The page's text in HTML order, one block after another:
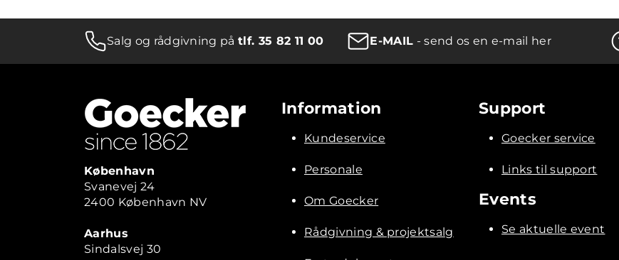
Salg og rådgivning påtlf. 35 82 11 00 E-MAIL - send os en e-mail her
København
Svanevej 24
2400 København NV
Aarhus
Sindalsvej 30
Information
Kundeservice
Personale
Om Goecker
Rådgivning & projektsalg
Support
Goecker service
Links til support
Events
Se aktuelle event